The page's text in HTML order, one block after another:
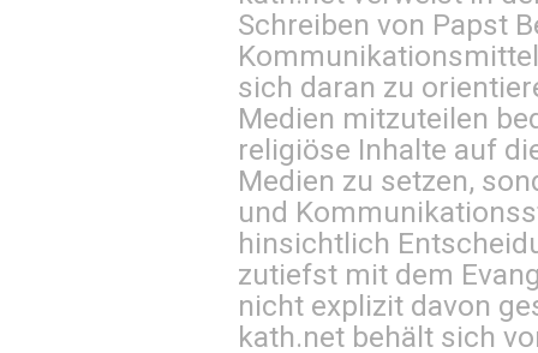
Schreiben von Papst
sich daran zu
Medien mitzuteilen
religiöse Inhalte auf
Medien zu setzen,
und
hinsichtlich
zutiefst mit dem
nicht explizit davon
kath.net behält sich